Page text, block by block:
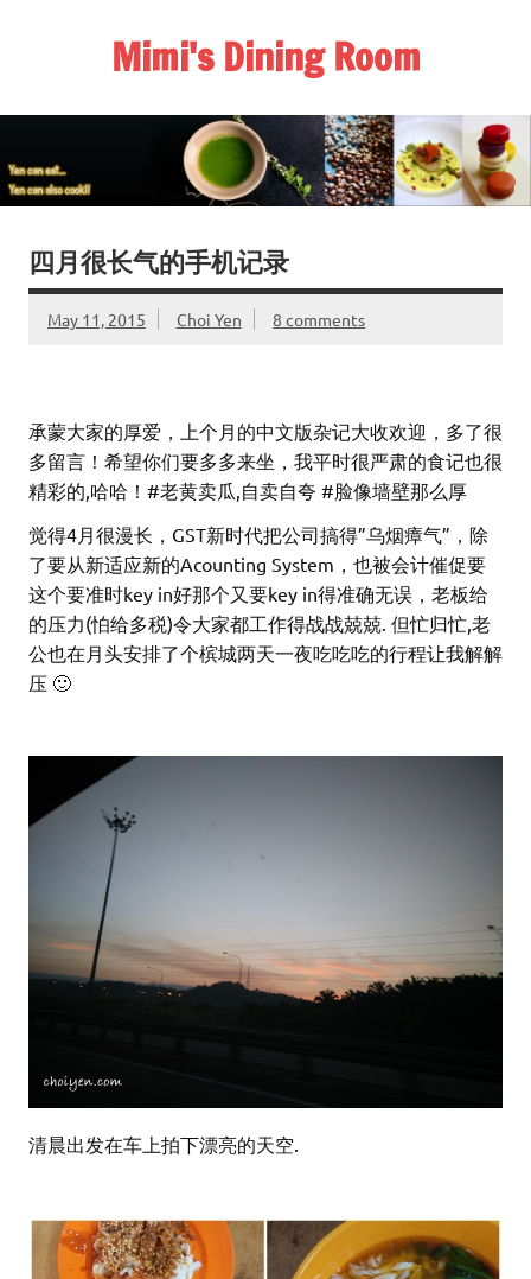
Mimi's Dining Room
四月很长气的手机记录
May 11, 2015 Choi Yen 8 comments
承蒙大家的厚爱，上个月的中文版杂记大收欢迎，多了很
多留言！希望你们要多多来坐，我平时很严肃的食记也很
精彩的,哈哈！#老黄卖瓜,自卖自夸 #脸像墙壁那么厚
觉得4月很漫长，GST新时代把公司搞得”乌烟瘴气”，除
了要从新适应新的Acounting System，也被会计催促要
这个要准时key in好那个又要key in得准确无误，老板给
的压力(怕给多税)令大家都工作得战战兢兢. 但忙归忙,老
公也在月头安排了个槟城两天一夜吃吃吃的行程让我解解
压 🙂
清晨出发在车上拍下漂亮的天空.